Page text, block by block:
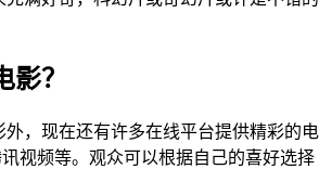
？
外，现在还有许多在线平台提供精彩的电
视频等。观众可以根据自己的喜好选择